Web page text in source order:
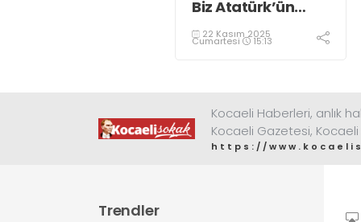
Biz Atatürk’ün
Bandırma
Vapuru’na!”
22 Kasım 2025
Cumartesi 15:13
Kocaeli Haberleri, anlık
Kocaeli Gazetesi,
https://
Trendler